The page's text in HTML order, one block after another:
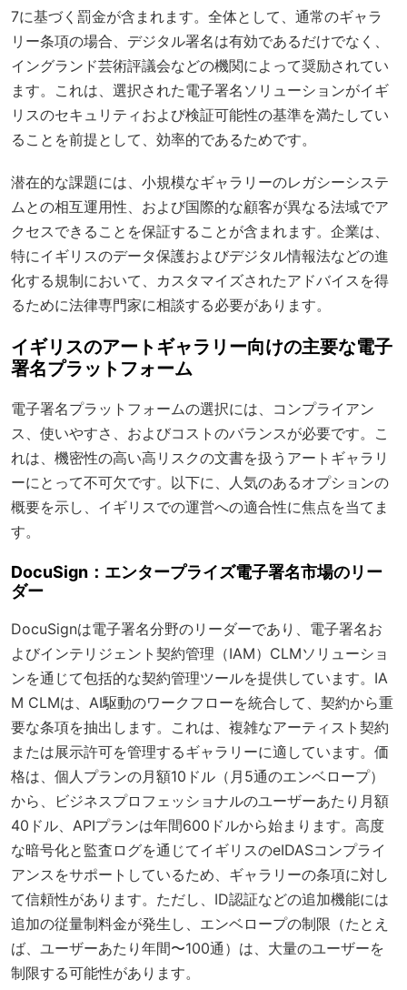
7に基づく罰金が含まれます。全体として、通常のギャラ
リー条項の場合、デジタル署名は有効であるだけでなく、
イングランド芸術評議会などの機関によって奨励されてい
ます。これは、選択された電子署名ソリューションがイギ
リスのセキュリティおよび検証可能性の基準を満たしてい
ることを前提として、効率的であるためです。
潜在的な課題には、小規模なギャラリーのレガシーシステ
ムとの相互運用性、および国際的な顧客が異なる法域でア
クセスできることを保証することが含まれます。企業は、
特にイギリスのデータ保護およびデジタル情報法などの進
化する規制において、カスタマイズされたアドバイスを得
るために法律専門家に相談する必要があります。
イギリスのアートギャラリー向けの主要な電子
署名プラットフォーム
電子署名プラットフォームの選択には、コンプライアン
ス、使いやすさ、およびコストのバランスが必要です。こ
れは、機密性の高い高リスクの文書を扱うアートギャラリ
ーにとって不可欠です。以下に、人気のあるオプションの
概要を示し、イギリスでの運営への適合性に焦点を当てま
す。
DocuSign：エンタープライズ電子署名市場のリー
ダー
DocuSignは電子署名分野のリーダーであり、電子署名お
よびインテリジェント契約管理（IAM）CLMソリューショ
ンを通じて包括的な契約管理ツールを提供しています。IA
M CLMは、AI駆動のワークフローを統合して、契約から重
要な条項を抽出します。これは、複雑なアーティスト契約
または展示許可を管理するギャラリーに適しています。価
格は、個人プランの月額10ドル（月5通のエンベロープ）
から、ビジネスプロフェッショナルのユーザーあたり月額
40ドル、APIプランは年間600ドルから始まります。高度
な暗号化と監査ログを通じてイギリスのeIDASコンプライ
アンスをサポートしているため、ギャラリーの条項に対し
て信頼性があります。ただし、ID認証などの追加機能には
追加の従量制料金が発生し、エンベロープの制限（たとえ
ば、ユーザーあたり年間〜100通）は、大量のユーザーを
制限する可能性があります。